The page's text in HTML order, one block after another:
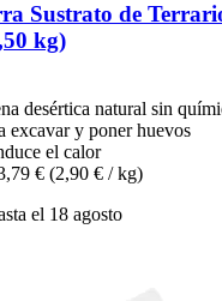
Sustrato de
kg)
desértica natural sin
excavar y poner huevos
el calor
€ (2,90 € / kg)
el 18 agosto